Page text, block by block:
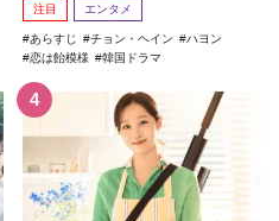
注目 エンタメ
あらすじ チョン・ヘイン
ハヨン
恋は飴模様
韓国ドラマ